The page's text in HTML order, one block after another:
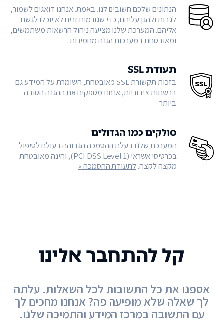
הנתונים שלכם חשובים לנו. באמת. אנחנו דואגים לשמור,
לגבות ולהגן עליהם, כדי שגורמים זרים לא יוכלו לגשת
אליהם. המערכת שלנו מציעה ניהול הרשאות משתמשים,
ומאובטחת במערכות הגנה מחמירות
תעודת SSL
בזכות תקשורת SSL מאובטחת, השומרת על המידע גם
ברשתות ציבוריות, אנחנו מספקים את ההגנה הטובה
ביותר
סולקים כמו הגדולים
המערכת שלנו בעלת ההסמכה הגבוהה בעולם לטיפול
בכרטיסי אשראי (PCI DSS Level 1), והינה מאובטחת
מקצה לקצה.לתעודת ההסמכה »
קל להתחבר אלינו
אספנו את כל התשובות לכל השאלות. עלתה
לך שאלה שלא מופיעה פה? אנחנו מחכים לך
עם התשובה במרכז המידע והתמיכה שלנו.